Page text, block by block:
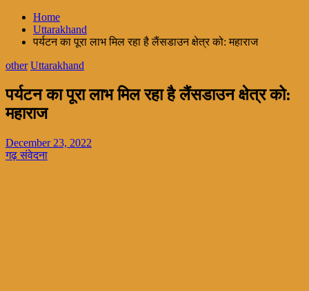
Home
Uttarakhand
पर्यटन का पूरा लाभ मिल रहा है लैंसडाउन क्षेत्र को: महाराज
other Uttarakhand
पर्यटन का पूरा लाभ मिल रहा है लैंसडाउन क्षेत्र को:
महाराज
December 23, 2022
गढ़ संवेदना